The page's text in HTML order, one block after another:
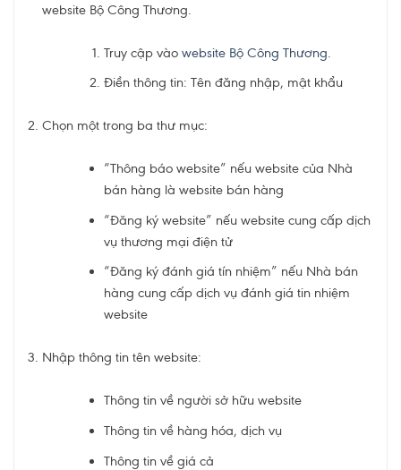
website Bộ Công Thương.
Truy cập vào website Bộ Công Thương
Điền thông tin: Tên đăng nhập, mật khẩu
Chọn một trong ba thư mục:
“Thông báo website” nếu website của Nhà
bán hàng là website bán hàng
“Đăng ký website” nếu website cung cấp dịch
vụ thương mại điện tử
“Đăng ký đánh giá tín nhiệm” nếu Nhà bán
hàng cung cấp dịch vụ đánh giá tin nhiệm
website
Nhập thông tin tên website:
Thông tin về người sở hữu website
Thông tin về hàng hóa, dịch vụ
Thông tin về giá cả